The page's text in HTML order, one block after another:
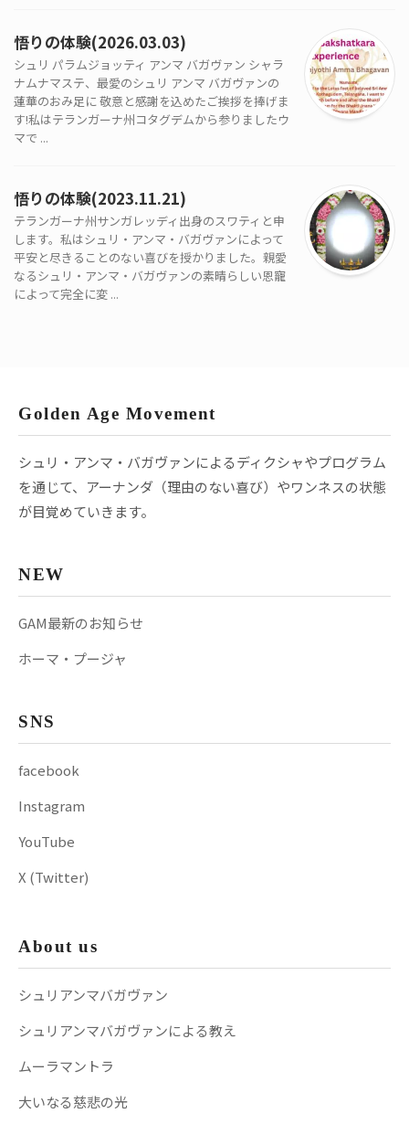
悟りの体験(2026.03.03)
シュリ パラムジョッティ アンマ バガヴァン シャラ
ナムナマステ、最愛のシュリ アンマ バガヴァンの
蓮華のおみ足に 敬意と感謝を込めたご挨拶を捧げま
す!私はテランガーナ州コタグデムから参りましたウ
マで ...
悟りの体験(2023.11.21)
テランガーナ州サンガレッディ出身のスワティと申
します。私はシュリ・アンマ・バガヴァンによって
平安と尽きることのない喜びを授かりました。親愛
なるシュリ・アンマ・バガヴァンの素晴らしい恩寵
によって完全に変 ...
Golden Age Movement
シュリ・アンマ・バガヴァンによるディクシャやプログラム
を通じて、アーナンダ（理由のない喜び）やワンネスの状態
が目覚めていきます。
NEW
GAM最新のお知らせ
ホーマ・プージャ
SNS
facebook
Instagram
YouTube
X (Twitter)
About us
シュリアンマバガヴァン
シュリアンマバガヴァンによる教え
ムーラマントラ
大いなる慈悲の光